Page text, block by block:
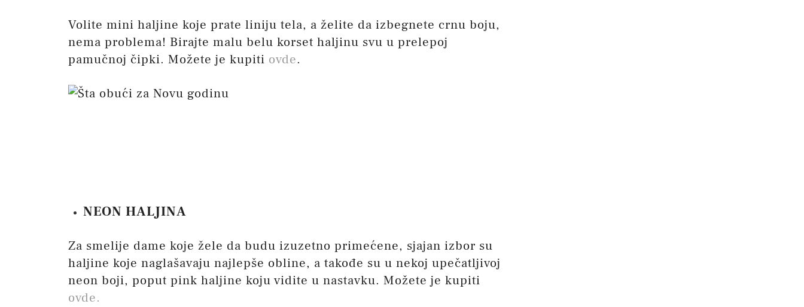
Volite mini haljine koje prate liniju tela, a želite da izbegnete crnu boju,
nema problema! Birajte malu belu korset haljinu svu u prelepoj
pamučnoj čipki. Možete je kupiti ovde.
NEON HALJINA
Za smelije dame koje žele da budu izuzetno primećene, sjajan izbor su
haljine koje naglašavaju najlepše obline, a takođe su u nekoj upečatljivoj
neon boji, poput pink haljine koju vidite u nastavku. Možete je kupiti
ovde.